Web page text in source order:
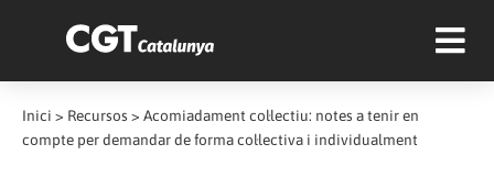
Inici > Recursos > Acomiadament col·lectiu: notes a tenir en
compte per demandar de forma col·lectiva i individualment